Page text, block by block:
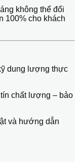
không thể đổi
100% cho khách
dung lượng thực
chất lượng – bảo
và hướng dẫn